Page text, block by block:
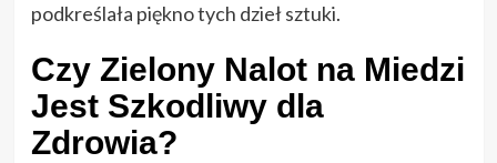
podkreślała piękno tych dzieł sztuki.
Czy Zielony Nalot na Miedzi
Jest Szkodliwy dla
Zdrowia?